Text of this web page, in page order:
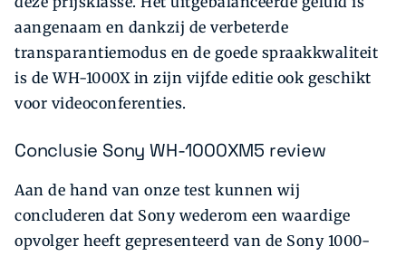
aangenaam en dankzij de verbeterde
transparantiemodus en de goede spraakkwaliteit
is de WH-1000X in zijn vijfde editie ook geschikt
voor videoconferenties.
Conclusie Sony WH-1000XM5 review
Aan de hand van onze test kunnen wij
concluderen dat Sony wederom een waardige
opvolger heeft gepresenteerd van de Sony 1000-